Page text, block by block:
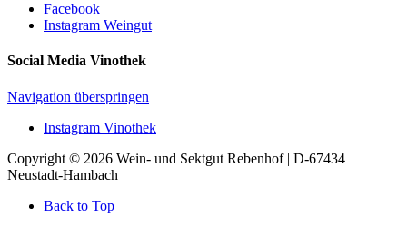
Facebook
Instagram Weingut
Social Media Vinothek
Navigation überspringen
Instagram Vinothek
Copyright © 2026 Wein- und Sektgut Rebenhof | D-67434
Neustadt-Hambach
Back to Top